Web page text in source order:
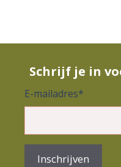
waarheid
hebben
ingevuld(Vereist)
Schrijf je in
E-mailadres*
Inschrijven